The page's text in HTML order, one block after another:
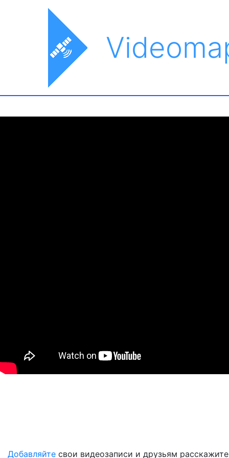
Добавляйте свои видеозаписи и друзьям